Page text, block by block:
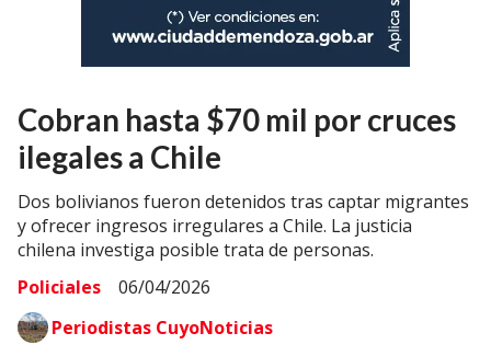
Cobran hasta $70 mil por cruces
ilegales a Chile
Dos bolivianos fueron detenidos tras captar migrantes
y ofrecer ingresos irregulares a Chile. La justicia
chilena investiga posible trata de personas.
Policiales
06/04/2026
Periodistas CuyoNoticias